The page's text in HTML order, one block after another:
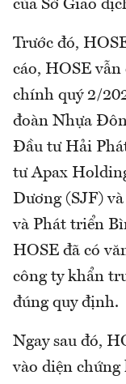
của Sở Giao
Trước đó,
cáo, HOSE
chính quý 2/
đoàn Nhựa
Đầu tư Hải
tư Apax
Dương (SJF)
và Phát triển
HOSE đã có
công ty khẩn
đúng quy định.
Ngay sau đó,
vào diện